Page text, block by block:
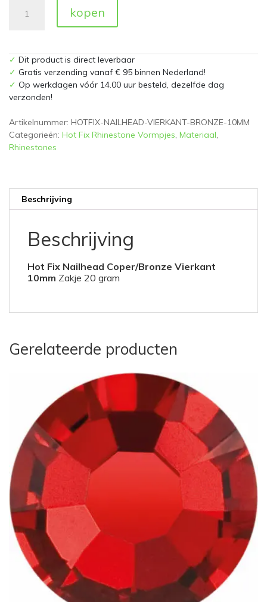
Vierkant
10mm
Zakje
20
gram
kopen
✓ Dit product is direct leverbaar
✓ Gratis verzending vanaf € 95 binnen Nederland!
✓ Op werkdagen vóór 14.00 uur besteld, dezelfde dag
verzonden!
Artikelnummer: HOTFIX-NAILHEAD-VIERKANT-BRONZE-10MM
Categorieën: Hot Fix Rhinestone Vormpjes, Materiaal,
Rhinestones
Beschrijving
Beschrijving
Hot Fix Nailhead Coper/Bronze Vierkant
10mm Zakje 20 gram
Gerelateerde producten